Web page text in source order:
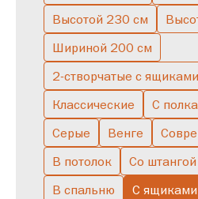
С подсветкой
Полуоткрытые Большие
Однодверные
Высотой 230 см
Шириной 200 см
2-створчатые с ящиками
Классические
С
Серые
Венге
В потолок
Со штангой
В спальню
С ящиками